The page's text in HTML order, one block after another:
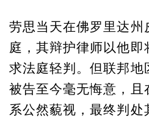
劳思当天在佛罗里达州
庭，其辩护律师以他
求法庭轻判。但联邦地
被告至今毫无悔意，且
系公然藐视，最终判